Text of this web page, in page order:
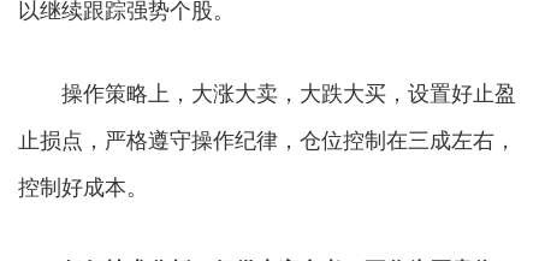
以继续跟踪强势个股。
操作策略上，大涨大卖，大跌大买，设置好止盈
止损点，严格遵守操作纪律，仓位控制在三成左右，
控制好成本。